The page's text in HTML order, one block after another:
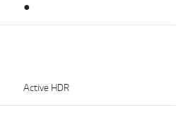
●
Active HDR